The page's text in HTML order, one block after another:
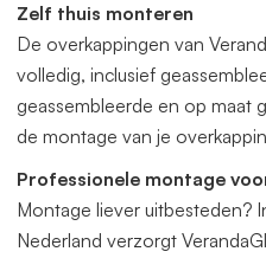
leveren. Zowel in de breedte
dan een offerte aan.
Zelf thuis monteren
De overkappingen van
volledig, inclusief
geassembleerde en op maat
de montage van je
Professionele montage
Montage liever uitbesteden?
Nederland verzorgt